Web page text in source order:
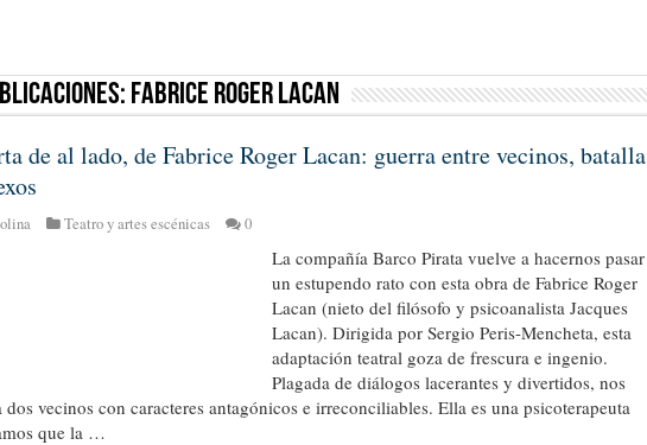
Fabrice Roger Lacan
de al lado, de Fabrice Roger Lacan: guerra entre vecinos, batalla
Teatro y artes escénicas 0
La compañía Barco Pirata vuelve a hacernos pasar
un estupendo rato con esta obra de Fabrice Roger
Lacan (nieto del filósofo y psicoanalista Jacques
Lacan). Dirigida por Sergio Peris-Mencheta, esta
adaptación teatral goza de frescura e ingenio.
Plagada de diálogos lacerantes y divertidos, nos
dos vecinos con caracteres antagónicos e irreconciliables. Ella es una psicoterapeuta
que la …